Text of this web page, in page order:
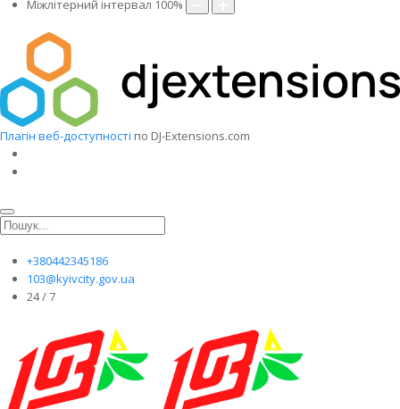
Міжлітерний інтервал 100%
Плагін веб-доступності по DJ-Extensions.com
+380442345186
103@kyivcity.gov.ua
24 / 7